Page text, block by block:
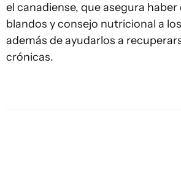
el canadiense, que asegura haber
blandos y consejo nutricional a
además de ayudarlos a
crónicas.